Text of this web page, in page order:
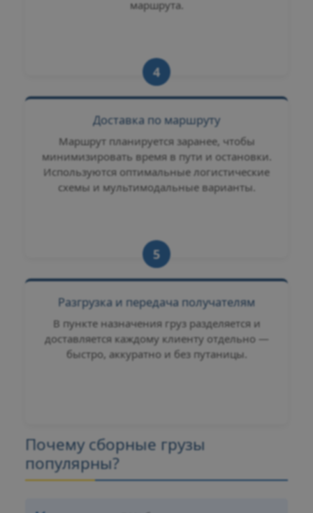
маршрута.
4
Доставка по маршруту
Маршрут планируется заранее, чтобы
минимизировать время в пути и остановки.
Используются оптимальные логистические
схемы и мультимодальные варианты.
5
Разгрузка и передача получателям
В пункте назначения груз разделяется и
доставляется каждому клиенту отдельно —
быстро, аккуратно и без путаницы.
Почему сборные грузы
популярны?